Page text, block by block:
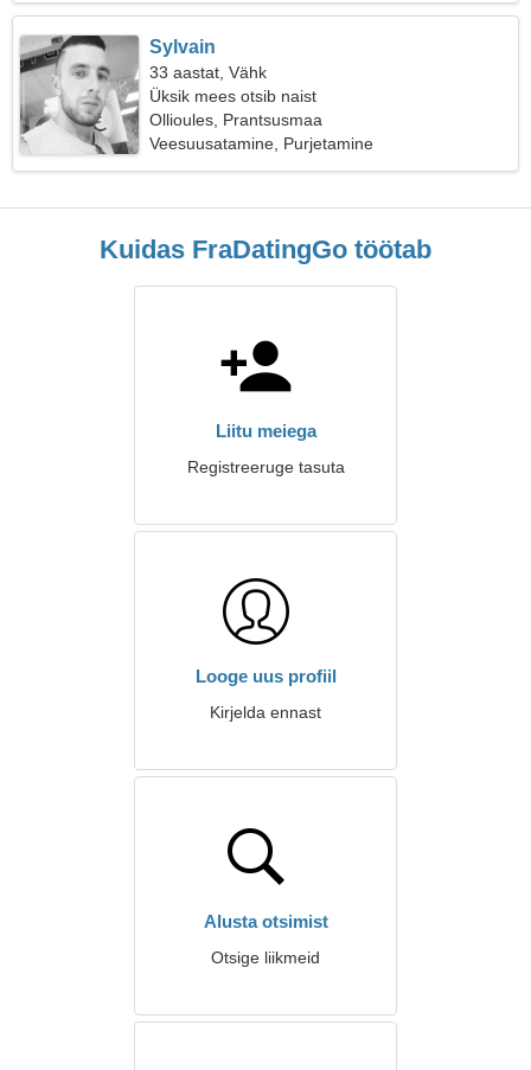
Sylvain
33 aastat, Vähk
Üksik mees otsib naist
Ollioules, Prantsusmaa
Veesuusatamine, Purjetamine
Kuidas FraDatingGo töötab
Liitu meiega
Registreeruge tasuta
Looge uus profiil
Kirjelda ennast
Alusta otsimist
Otsige liikmeid